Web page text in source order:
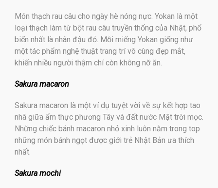
Món thạch rau câu cho ngày hè nóng nực. Yokan là một
loại thạch làm từ bột rau câu truyền thống của Nhật, phổ
biến nhất là nhân đậu đỏ. Mỗi miếng Yokan giống như
một tác phẩm nghệ thuật trang trí vô cùng đẹp mắt,
khiến nhiều người thậm chí còn không nỡ ăn.
Sakura macaron
Sakura macaron là một ví dụ tuyệt vời về sự kết hợp tao
nhã giữa ẩm thực phương Tây và đất nước Mặt trời mọc.
Những chiếc bánh macaron nhỏ xinh luôn nằm trong top
những món bánh ngọt được giới trẻ Nhật Bản ưa thích
nhất.
Sakura mochi